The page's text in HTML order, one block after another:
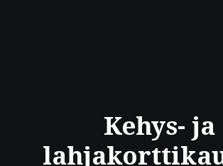
Kehys- ja